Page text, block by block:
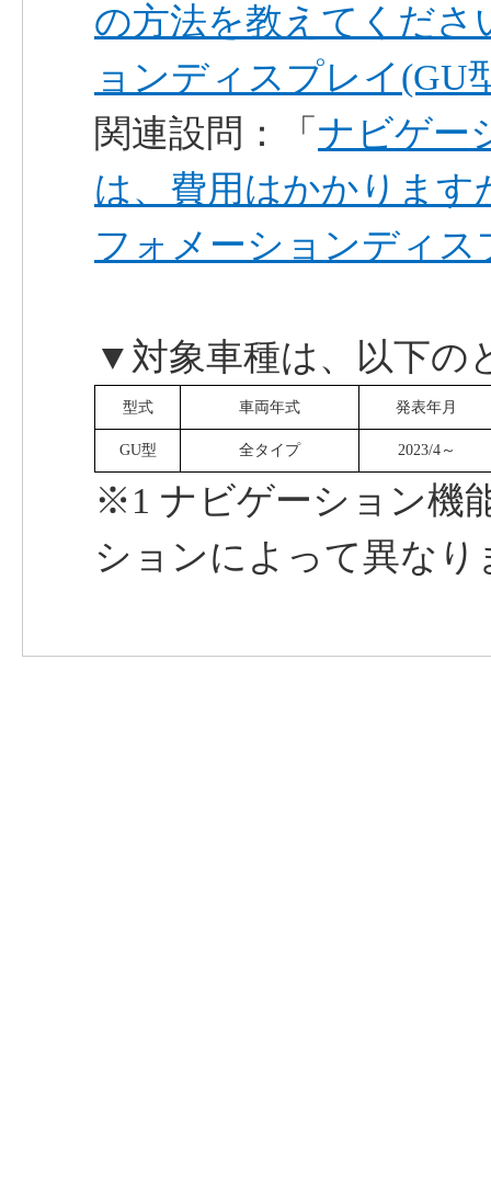
の方法を教えてくだ
ョンディスプレイ(GU
関連設問：「 ナビゲー
は、費用はかかります
フォメーションディス
▼対象車種は、以下の
型式 車両年式 発表年月
GU型 全タイプ 2023/4～
※1 ナビゲーション機
ションによって異なり